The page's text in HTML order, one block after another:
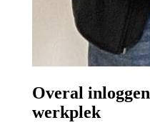
Overal
werkplek